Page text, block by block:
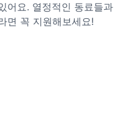
어요. 열정적인 동료들과
면 꼭 지원해보세요!